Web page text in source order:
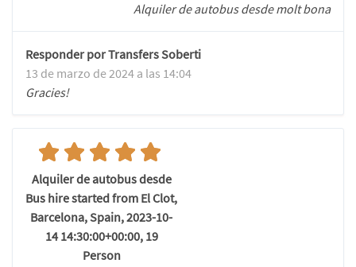
Alquiler de autobus desde molt bona
Responder por Transfers Soberti
13 de marzo de 2024 a las 14:04
Gracies!
Alquiler de autobus desde
Bus hire started from El Clot,
Barcelona, Spain, 2023-10-
14 14:30:00+00:00, 19
Person